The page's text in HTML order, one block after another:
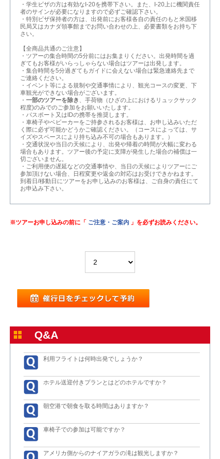
・学生ビザの方は有効なI-20を携帯下さい。また、I-20上に機関責任
者のサインが必要になりますので必ずご確認下さい。
・特別ビザ保持者の方は、出発前にお客様各自の責任のもと米国移
民局又はカナダ領事館までお問い合わせの上、必要書類をお持ち下
さい。
【全商品共通のご注意】
・ツアーの集合時間の5分前にはお集まりください。出発時間を過
ぎてもお客様がいらっしゃらない場合はツアーは出発します。
・集合時間を5分過ぎてもガイドに会えない場合は緊急連絡先まで
ご連絡ください。
・イベント等による規制や交通事情により、観光コースの変更、下
車観光ができない場合がございます。
・ 一部のツアーを除き 、手荷物（ひざの上におけるリュックサック
程度)のみでのご参加をお願いいたします。
・パスポート又はIDの携帯を推奨します。
・車椅子やベビーカーをご持参されるお客様は、お申し込みいただ
く際に必ず可能かどうかご確認ください。（コースによっては、サ
イズやスペースにより持ち込み不可の場合もあります。）
・交通状況や当日の天候により、出発や帰着の時間が大幅に変わる
場合もあります。ツアー後の予定に支障が発生した場合の補償は一
切ございません。
・ご利用便の遅延などの交通事情や、当日の天候によりツアーにご
参加頂けない場合、日程変更や返金の対応はお受けできかねます。
到着日/移動日にツアーをお申し込みのお客様は、ご自身の責任にて
お申込み下さい。
※ツアーお申し込みの前に「 ご注意・ご案内 」を必ずお読みください。
Q&A
利用フライトは何時出発でしょうか？
ホテル送迎付きプランとはどのホテルですか？
朝空港で朝食を取る時間はありますか？
車椅子での参加は可能ですか？
アメリカ側からのナイアガラの滝は観光しますか？